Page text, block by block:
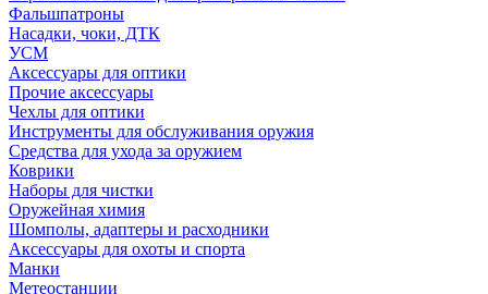
Фальшпатроны
Насадки, чоки, ДТК
УСМ
Аксессуары для оптики
Прочие аксессуары
Чехлы для оптики
Инструменты для обслуживания оружия
Средства для ухода за оружием
Коврики
Наборы для чистки
Оружейная химия
Шомполы, адаптеры и расходники
Аксессуары для охоты и спорта
Манки
Метеостанции